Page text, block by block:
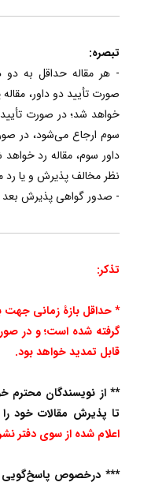
تبصره:
- هر مقاله حداقل به دو
صورت تأیید دو داور،
خواهد شد؛ در صورت تأیید
سوم ارجاع می‌شود، در
داور سوم، مقاله رد خواهد
نظر مخالف پذیرش و یا رد
- صدور گواهی پذیرش بعد از
تذکر:
قابل تمدید خواهد بود.
** از نویسندگان محترم
تا پذیرش مقالات خود را
اعلام شده از سوی دفتر
*** درخصوص پاسخ‌گویی